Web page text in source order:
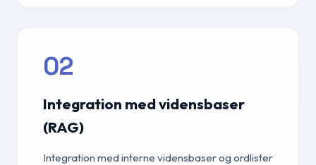
02
Integration med vidensbaser
(RAG)
Integration med interne vidensbaser og ordlister